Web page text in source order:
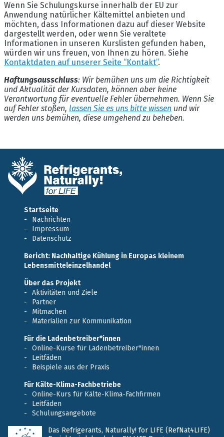
Wenn Sie Schulungskurse innerhalb der EU zur
Anwendung natürlicher Kältemittel anbieten und
möchten, dass Informationen dazu auf dieser Website
dargestellt werden, oder wenn Sie veraltete
Informationen in unseren Kurslisten gefunden haben,
würden wir uns freuen, von Ihnen zu hören. Siehe
Kontaktdaten auf unserer Seite “Kontakt”.
Haftungsausschluss: Wir bemühen uns um die Richtigkeit
und Aktualität der Kursdaten, können aber keine
Verantwortung für eventuelle Fehler übernehmen. Wenn Sie
auf Fehler stoßen, lassen Sie es uns bitte wissen und wir
werden uns bemühen, diese umgehend zu beheben.
Startseite
Nachrichten
Impressum
Datenschutz
Bericht: Nachhaltige Kühlung in Europas kleinem
Lebensmitteleinzelhandel
Über das Projekt
Aktivitäten und Ziele
Partner
Mitmachen
Materialien zur Kommunikation
Für die Ladenbetreiber*innen
Online-Kurse für Ladenbetreiber*innen
Leitfäden
Beispiele aus der Praxis
Für Kälte-Klima-Fachbetriebe
Online-Kurs für Kälte-Klima-Fachfirmen
Leitfäden
Schulungsangebote
Das Refrigerants, Naturally! for LIFE (RefNat4LIFE)